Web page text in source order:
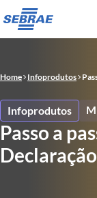
Home Infoprodutos
Infoprodutos
Passo a